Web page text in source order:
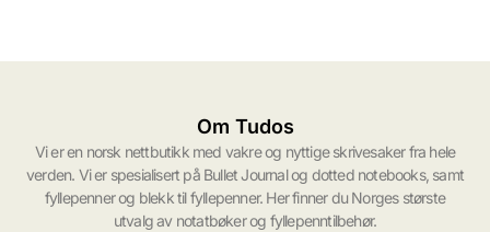
Om Tudos
Vi er en norsk nettbutikk med vakre og nyttige skrivesaker fra hele
verden. Vi er spesialisert på Bullet Journal og dotted notebooks, samt
fyllepenner og blekk til fyllepenner. Her finner du Norges største
utvalg av notatbøker og fyllepenntilbehør.